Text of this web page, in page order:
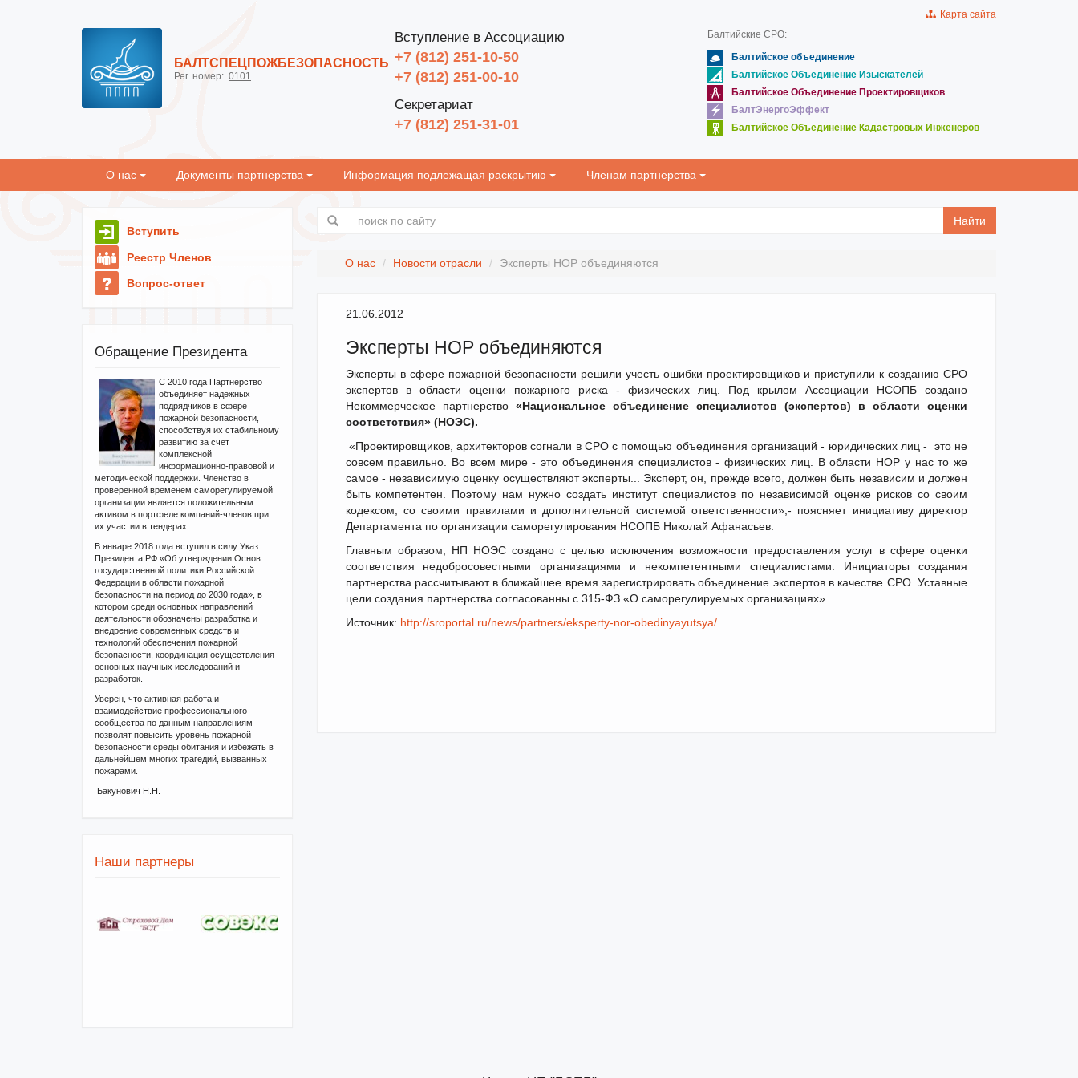
БАЛТСПЕЦПОЖБЕЗОПАСНОСТЬ
Рег. номер: 0101
Вступление в Ассоциацию
+7 (812) 251-10-50
+7 (812) 251-00-10
Секретариат
+7 (812) 251-31-01
Карта сайта
Балтийские СРО:
Балтийское объединение
Балтийское Объединение Изыскателей
Балтийское Объединение Проектировщиков
БалтЭнергоЭффект
Балтийское Объединение Кадастровых Инженеров
О нас Документы партнерства Информация подлежащая раскрытию Членам партнерства
Найти
О нас Новости отрасли Эксперты НОР объединяются
21.06.2012
Эксперты НОР объединяются
Эксперты в сфере пожарной безопасности решили учесть ошибки проектировщиков и приступили к созданию СРО
экспертов в области оценки пожарного риска - физических лиц. Под крылом Ассоциации НСОПБ создано
Некоммерческое партнерство«Национальное объединение специалистов (экспертов) в области оценки
соответствия» (НОЭС).
«Проектировщиков, архитекторов согнали в СРО с помощью объединения организаций - юридических лиц - это не
совсем правильно. Во всем мире - это объединения специалистов - физических лиц. В области НОР у нас то же
самое - независимую оценку осуществляют эксперты... Эксперт, он, прежде всего, должен быть независим и должен
быть компетентен. Поэтому нам нужно создать институт специалистов по независимой оценке рисков со своим
кодексом, со своими правилами и дополнительной системой ответственности»,- поясняет инициативу директор
Департамента по организации саморегулирования НСОПБ Николай Афанасьев.
Главным образом, НП НОЭС создано с целью исключения возможности предоставления услуг в сфере оценки
соответствия недобросовестными организациями и некомпетентными специалистами. Инициаторы создания
партнерства рассчитывают в ближайшее время зарегистрировать объединение экспертов в качестве СРО. Уставные
цели создания партнерства согласованны с 315-ФЗ «О саморегулируемых организациях».
Источник: http://sroportal.ru/news/partners/eksperty-nor-obedinyayutsya/
Вступить
Реестр Членов
Вопрос-ответ
Обращение Президента
С 2010 года Партнерство
объединяет надежных
подрядчиков в сфере
пожарной безопасности,
способствуя их стабильному
развитию за счет
комплексной
информационно-правовой и
методической поддержки. Членство в
проверенной временем саморегулируемой
организации является положительным
активом в портфеле компаний-членов при
их участии в тендерах.
В январе 2018 года вступил в силу Указ
Президента РФ «Об утверждении Основ
государственной политики Российской
Федерации в области пожарной
безопасности на период до 2030 года», в
котором среди основных направлений
деятельности обозначены разработка и
внедрение современных средств и
технологий обеспечения пожарной
безопасности, координация осуществления
основных научных исследований и
разработок.
Уверен, что активная работа и
взаимодействие профессионального
сообщества по данным направлениям
позволят повысить уровень пожарной
безопасности среды обитания и избежать в
дальнейшем многих трагедий, вызванных
пожарами.
Бакунович Н.Н.
Наши партнеры